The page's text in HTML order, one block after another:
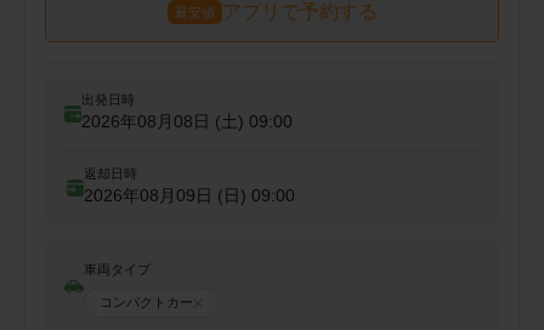
最安値 アプリで予約する
出発日時
2026年08月08日 (土) 09:00
返却日時
2026年08月09日 (日) 09:00
車両タイプ
コンパクトカー